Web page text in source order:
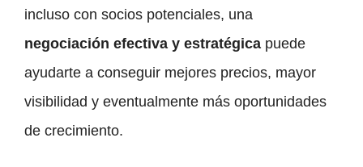
incluso con socios potenciales, una
negociación efectiva y estratégica puede
ayudarte a conseguir mejores precios, mayor
visibilidad y eventualmente más oportunidades
de crecimiento.